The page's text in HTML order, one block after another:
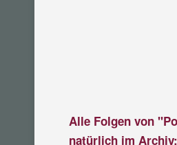
Alle Folgen von
natürlich im Archiv: